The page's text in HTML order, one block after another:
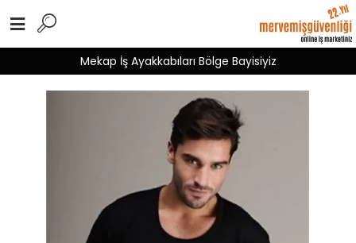
Mekap İş Ayakkabıları Bölge Bayisiyiz